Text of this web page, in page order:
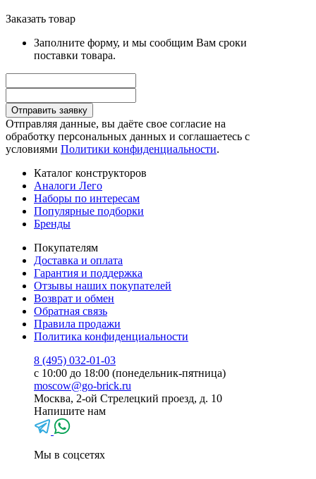
Заказать товар
Заполните форму, и мы сообщим Вам сроки
поставки товара.
Отправить заявку
Отправляя данные, вы даёте свое согласие на
обработку персональных данных и соглашаетесь с
условиями Политики конфиденциальности.
Каталог конструкторов
Аналоги Лего
Наборы по интересам
Популярные подборки
Бренды
Покупателям
Доставка и оплата
Гарантия и поддержка
Отзывы наших покупателей
Возврат и обмен
Обратная связь
Правила продажи
Политика конфиденциальности
8 (495) 032-01-03
с 10:00 до 18:00 (понедельник-пятница)
moscow@go-brick.ru
Москва, 2-ой Стрелецкий проезд, д. 10
Напишите нам
Мы в соцсетях